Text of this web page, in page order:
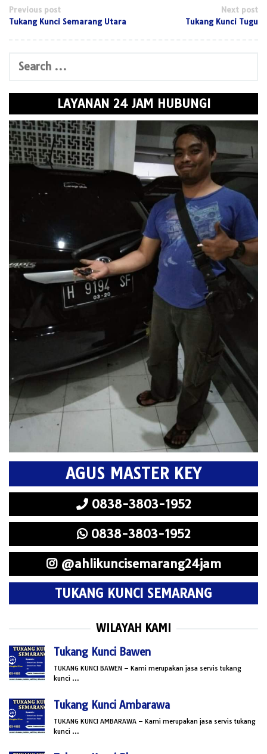
Post
navigation
Previous post
Tukang Kunci Semarang Utara
Next post
Tukang Kunci Tugu
Search
LAYANAN 24 JAM HUBUNGI
AGUS MASTER KEY
0838-3803-1952
0838-3803-1952
@ahlikuncisemarang24jam
TUKANG KUNCI SEMARANG
WILAYAH KAMI
Tukang Kunci Bawen
TUKANG KUNCI BAWEN – Kami merupakan jasa servis tukang
kunci …
Tukang Kunci Ambarawa
TUKANG KUNCI AMBARAWA – Kami merupakan jasa servis tukang
kunci …